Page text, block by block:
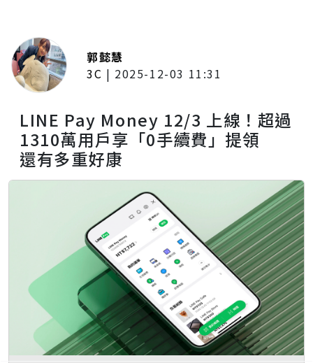
郭懿慧
3C | 2025-12-03 11:31
LINE Pay Money 12/3 上線！超過
1310萬用戶享「0手續費」提領
還有多重好康